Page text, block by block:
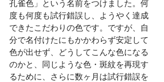
孔雀色」という名前をつけました。何
度も何度も試行錯誤し、ようやく達成
できたこだわりの色です。ですが、自
分で名付けたにもかかわらず安定して
色が出せず、どうしてこんな色になる
のかと、同じような色・斑紋を再現す
るために、さらに数ヶ月は試行錯誤を